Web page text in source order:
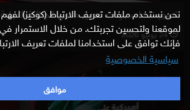
نحن نستخدم ملفات تعريف الارتباط (كوكيز)
لموقعنا ولتحسين تجربتك. من خلال الاستمرار
فإنك توافق على استخدامنا لملفات تعريف
سياسية الخصوصية
موافق
تصويت حاسم يحدد مصير مدعي الجنائية الدولية
l 24 يوليو 2026